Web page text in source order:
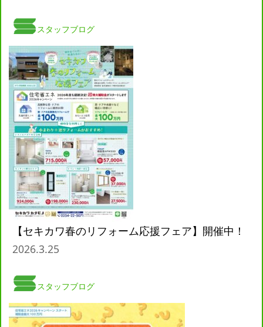
スタッフブログ
【セキカワ春のリフォーム応援フェア】開催中！
2026.3.25
スタッフブログ